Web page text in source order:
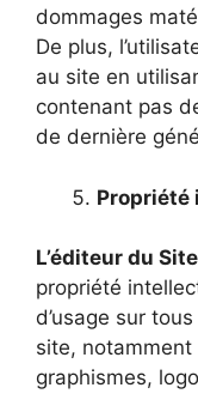
dommages
De plus,
au site en
contenant pas
de dernière
Propriété
L’éditeur du Site
propriété
d’usage sur
site,
graphismes,